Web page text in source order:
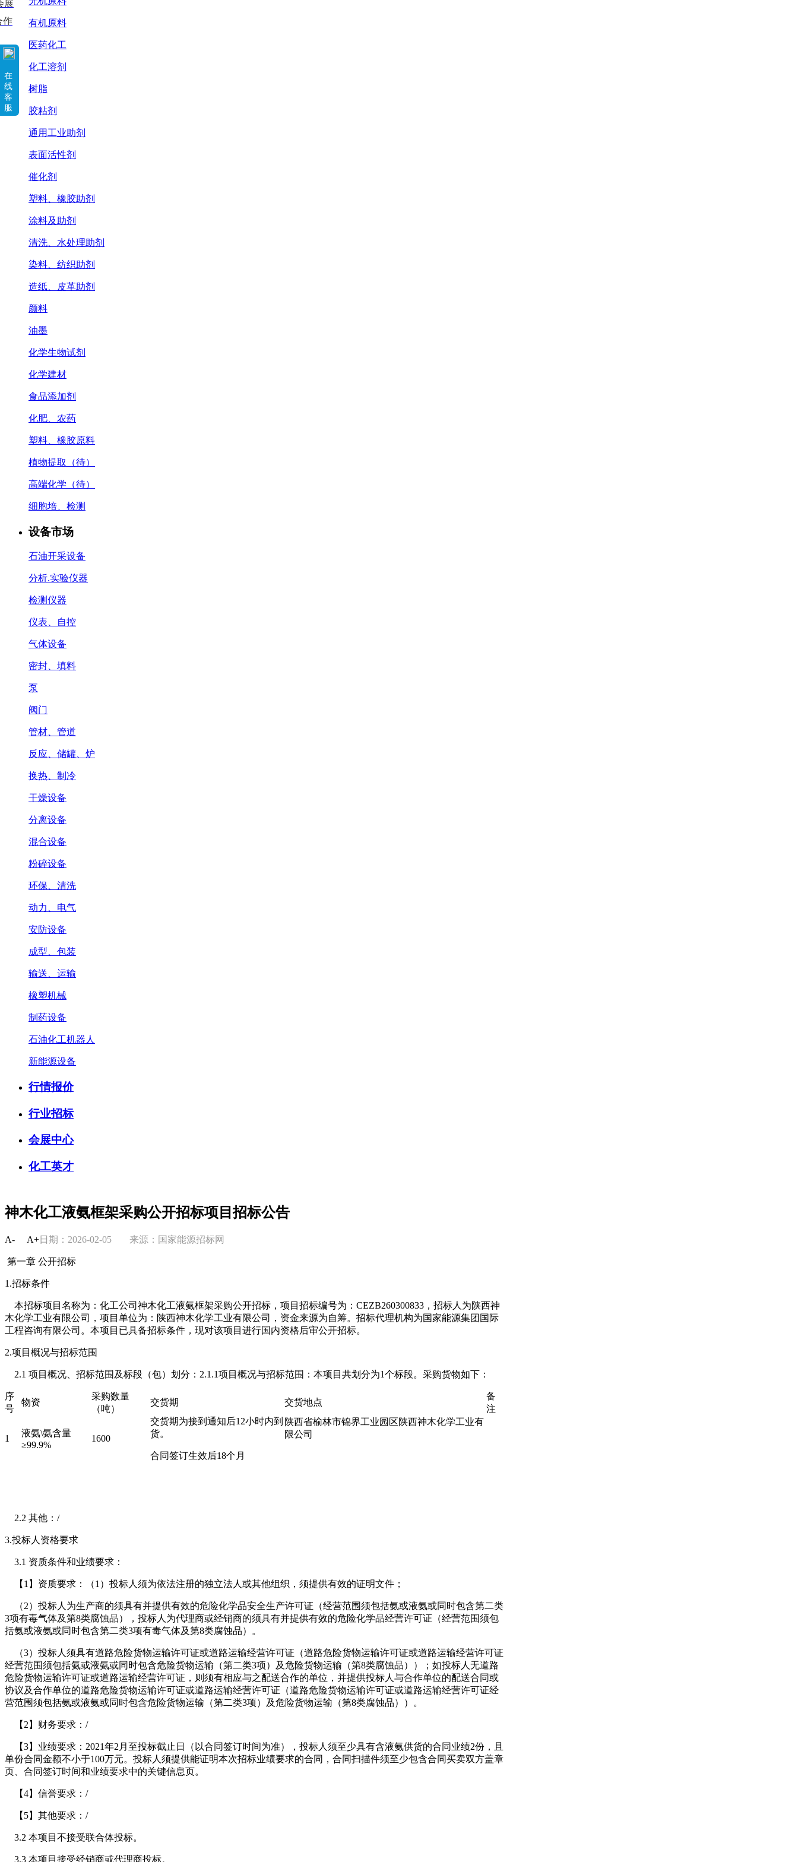
有机原料
医药化工
化工溶剂
树脂
胶粘剂
通用工业助剂
表面活性剂
催化剂
塑料、橡胶助剂
涂料及助剂
清洗、水处理助剂
染料、纺织助剂
造纸、皮革助剂
颜料
油墨
化学生物试剂
化学建材
食品添加剂
化肥、农药
塑料、橡胶原料
植物提取（待）
高端化学（待）
细胞培、检测
设备市场
石油开采设备
分析.实验仪器
检测仪器
仪表、自控
气体设备
密封、填料
泵
阀门
管材、管道
反应、储罐、炉
换热、制冷
干燥设备
分离设备
混合设备
粉碎设备
环保、清洗
动力、电气
安防设备
成型、包装
输送、运输
橡塑机械
制药设备
石油化工机器人
新能源设备
行情报价
行业招标
会展中心
化工英才
展
作
在
线
客
服
神木化工液氨框架采购公开招标项目招标公告
A- A+日期：2026-02-05 来源：国家能源招标网
第一章 公开招标
1.招标条件
本招标项目名称为：化工公司神木化工液氨框架采购公开招标，项目招标编号为：CEZB260300833，招标人为陕西神
木化学工业有限公司，项目单位为：陕西神木化学工业有限公司，资金来源为自筹。招标代理机构为国家能源集团国际
工程咨询有限公司。本项目已具备招标条件，现对该项目进行国内资格后审公开招标。
2.项目概况与招标范围
2.1 项目概况、招标范围及标段（包）划分：2.1.1项目概况与招标范围：本项目共划分为1个标段。采购货物如下：
序
号
物资
采购数量
（吨）
交货期 交货地点
备
注
1
液氨\氨含量
≥99.9%
1600
交货期为接到通知后12小时内到
货。
合同签订生效后18个月
陕西省榆林市锦界工业园区陕西神木化学工业有
限公司
2.2 其他：/
3.投标人资格要求
3.1 资质条件和业绩要求：
【1】资质要求：（1）投标人须为依法注册的独立法人或其他组织，须提供有效的证明文件；
（2）投标人为生产商的须具有并提供有效的危险化学品安全生产许可证（经营范围须包括氨或液氨或同时包含第二类
3项有毒气体及第8类腐蚀品），投标人为代理商或经销商的须具有并提供有效的危险化学品经营许可证（经营范围须包
括氨或液氨或同时包含第二类3项有毒气体及第8类腐蚀品）。
（3）投标人须具有道路危险货物运输许可证或道路运输经营许可证（道路危险货物运输许可证或道路运输经营许可证
经营范围须包括氨或液氨或同时包含危险货物运输（第二类3项）及危险货物运输（第8类腐蚀品））；如投标人无道路
危险货物运输许可证或道路运输经营许可证，则须有相应与之配送合作的单位，并提供投标人与合作单位的配送合同或
协议及合作单位的道路危险货物运输许可证或道路运输经营许可证（道路危险货物运输许可证或道路运输经营许可证经
营范围须包括氨或液氨或同时包含危险货物运输（第二类3项）及危险货物运输（第8类腐蚀品））。
【2】财务要求：/
【3】业绩要求：2021年2月至投标截止日（以合同签订时间为准），投标人须至少具有含液氨供货的合同业绩2份，且
单份合同金额不小于100万元。投标人须提供能证明本次招标业绩要求的合同，合同扫描件须至少包含合同买卖双方盖章
页、合同签订时间和业绩要求中的关键信息页。
【4】信誉要求：/
【5】其他要求：/
3.2 本项目不接受联合体投标。
3.3 本项目接受经销商或代理商投标。